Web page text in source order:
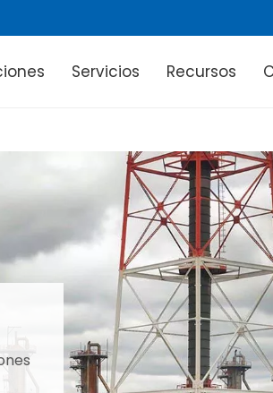
Servicios Recursos